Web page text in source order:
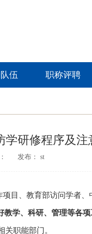
伍 职称评聘
学研修程序及注
发布： st
目、教育部访问学者
教学、科研、管理等各
职能部门。